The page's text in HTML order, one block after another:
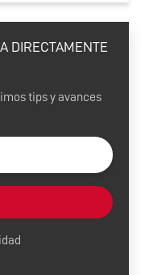
DIRECTAMENTE
tips y avances